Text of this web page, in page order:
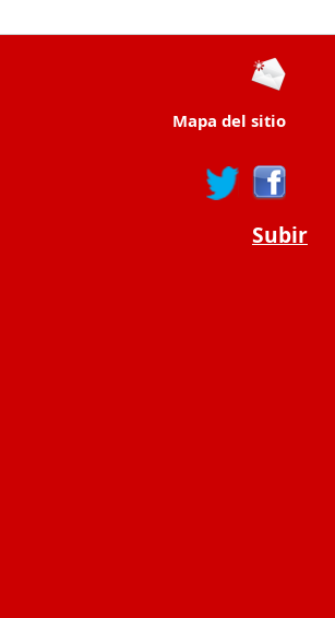
Mapa del sitio
Subir